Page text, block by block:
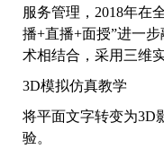
服务管理，2018年在
播+直播+面授”进一
术相结合，采用三维
3D模拟仿真教学
将平面文字转变为3D
验。